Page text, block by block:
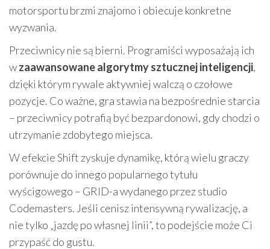
motorsportu brzmi znajomo i obiecuje konkretne
wyzwania.
Przeciwnicy nie są bierni. Programiści wyposażają ich
wzaawansowane algorytmy sztucznej inteligencji,
dzięki którym rywale aktywniej walczą o czołowe
pozycje. Co ważne, gra stawia na bezpośrednie starcia
– przeciwnicy potrafią być bezpardonowi, gdy chodzi o
utrzymanie zdobytego miejsca.
W efekcie Shift zyskuje dynamikę, którą wielu graczy
porównuje do innego popularnego tytułu
wyścigowego – GRID-a wydanego przez studio
Codemasters. Jeśli cenisz intensywną rywalizację, a
nie tylko „jazdę po własnej linii”, to podejście może Ci
przypaść do gustu.